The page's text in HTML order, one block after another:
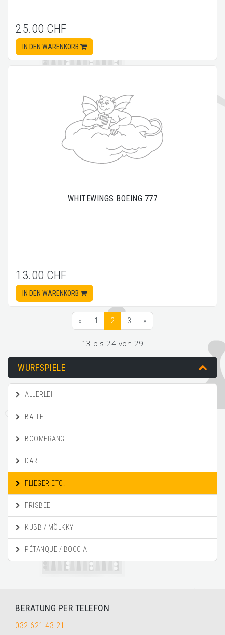
25.00 CHF
IN DEN WARENKORB
WHITEWINGS BOEING 777
13.00 CHF
IN DEN WARENKORB
« 1 2 3 »
13 bis 24 von 29
WURFSPIELE
ALLERLEI
BÄLLE
BOOMERANG
DART
FLIEGER ETC.
FRISBEE
KUBB / MÖLKKY
PÉTANQUE / BOCCIA
BERATUNG PER TELEFON
032 621 43 21